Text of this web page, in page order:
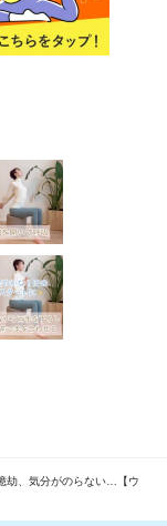
劫、気分がのらない…【ウ